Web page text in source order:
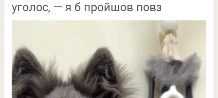
уголос, — я б пройшов повз